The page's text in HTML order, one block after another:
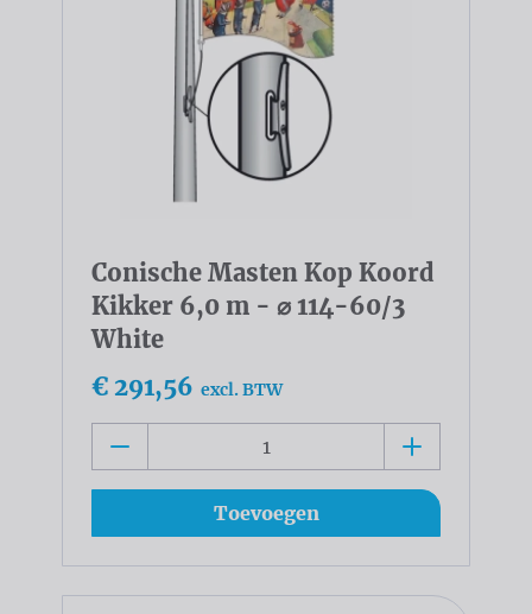
Conische Masten Kop Koord
Kikker 6,0 m - ⌀ 114-60/3
White
€ 291,56 excl. BTW
Toevoegen